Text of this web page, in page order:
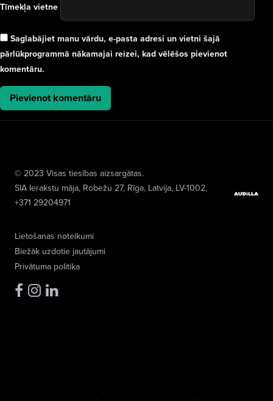
Tīmekļa vietne
Saglabājiet manu vārdu, e-pasta adresi un vietni šajā
pārlūkprogrammā nākamajai reizei, kad vēlēšos pievienot
komentāru.
Lietošanas noteikumi
Biežāk uzdotie jautājumi
Privātuma politika
© 2023 Visas tiesības aizsargātas.
SIA Ierakstu māja, Robežu 27, Rīga, Latvija, LV-1002,
+371 29204971